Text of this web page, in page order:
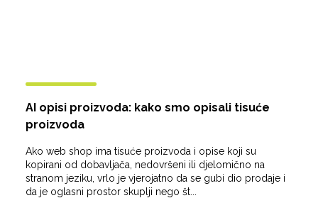
AI opisi proizvoda: kako smo opisali tisuće
proizvoda
Ako web shop ima tisuće proizvoda i opise koji su
kopirani od dobavljača, nedovršeni ili djelomično na
stranom jeziku, vrlo je vjerojatno da se gubi dio prodaje i
da je oglasni prostor skuplji nego št...